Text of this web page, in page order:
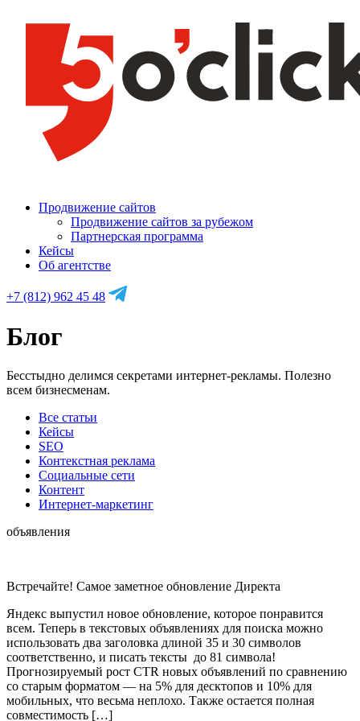
Продвижение сайтов
Продвижение сайтов за рубежом
Партнерская программа
Кейсы
Об агентстве
+7 (812) 962 45 48
Блог
Бесстыдно делимся секретами интернет-рекламы. Полезно
всем бизнесменам.
Все статьи
Кейсы
SEO
Контекстная реклама
Социальные сети
Контент
Интернет-маркетинг
объявления
Встречайте! Самое заметное обновление Директа
Яндекс выпустил новое обновление, которое понравится
всем. Теперь в текстовых объявлениях для поиска можно
использовать два заголовка длиной 35 и 30 символов
соответственно, и писать тексты до 81 символа!
Прогнозируемый рост CTR новых объявлений по сравнению
со старым форматом — на 5% для десктопов и 10% для
мобильных, что весьма неплохо. Также остается полная
совместимость […]